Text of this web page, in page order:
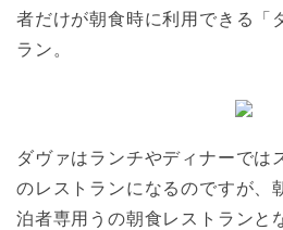
者だけが朝食時に利用できる「
ラン。
ダヴァはランチやディナーでは
のレストランになるのですが、
泊者専用うの朝食レストランと